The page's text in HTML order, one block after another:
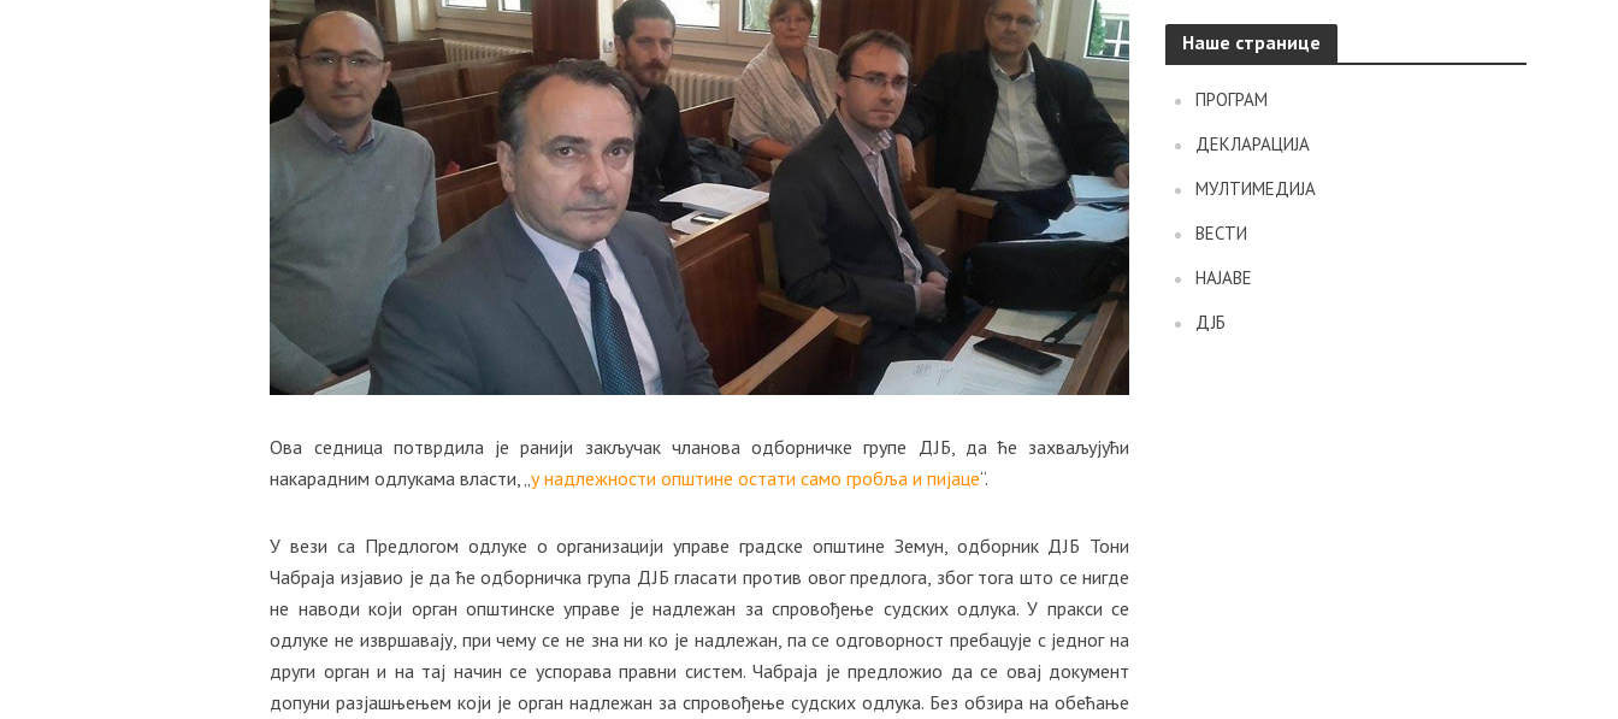
Ова седница потврдила је ранији закључак чланова одборничке групе ДЈБ, да ће захваљујући
накарадним одлукама власти, „у надлежности општине остати само гробља и пијаце“.
У вези са Предлогом одлуке о организацији управе градске општине Земун, одборник ДЈБ Тони
Чабраја изјавио је да ће одборничка група ДЈБ гласати против овог предлога, због тога што се нигде
не наводи који орган општинске управе је надлежан за спровођење судских одлука. У пракси се
одлуке не извршавају, при чему се не зна ни ко је надлежан, па се одговорност пребацује с једног на
други орган и на тај начин се успорава правни систем. Чабраја је предложио да се овај документ
допуни разјашњењем који је орган надлежан за спровођење судских одлука. Без обзира на обећање
Наше странице
ПРОГРАМ
ДЕКЛАРАЦИЈА
МУЛТИМЕДИЈА
ВЕСТИ
НАЈАВЕ
ДЈБ